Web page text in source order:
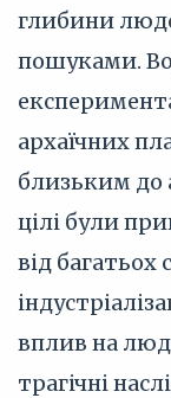
глибини
пошуками.
архаїчних
близьким до
цілі були
від багатьох
вплив на
трагічні